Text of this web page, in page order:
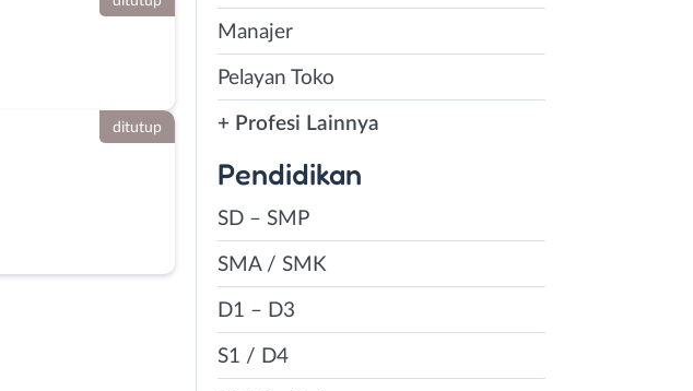
ditutup
Manajer
Pelayan Toko
+ Profesi Lainnya
Pendidikan
SD – SMP
SMA / SMK
D1 – D3
S1 / D4